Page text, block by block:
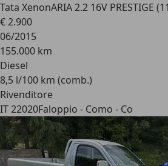
Tata XenonARIA 2.2 16V PRESTIGE
€ 2.900
06/2015
155.000 km
Diesel
8,5 l/100 km (comb.)
Rivenditore
IT 22020Faloppio - Como - Co